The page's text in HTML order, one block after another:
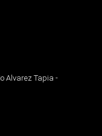
Alvarez Tapia -